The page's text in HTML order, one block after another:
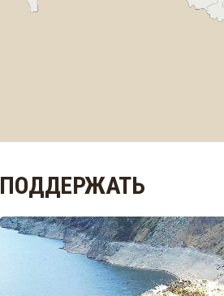
ПОДДЕРЖАТЬ